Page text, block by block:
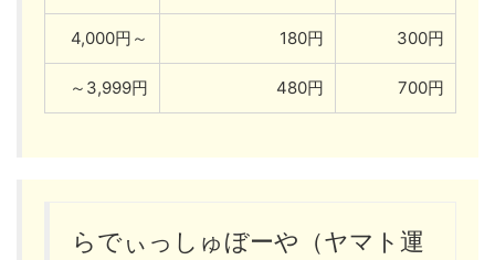
4,000円～ 180円 300円
～3,999円 480円 700円
らでぃっしゅぼーや（ヤマト運